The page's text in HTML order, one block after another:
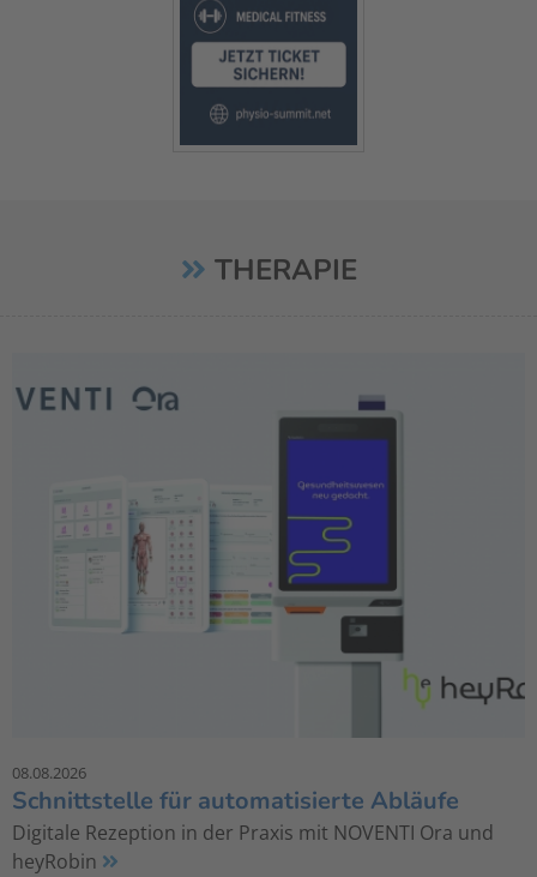
THERAPIE
08.08.2026
Schnittstelle für automatisierte Abläufe
Digitale Rezeption in der Praxis mit NOVENTI Ora und
heyRobin